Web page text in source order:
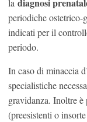
la
periodiche ostetrico-
indicati per il
periodo.
In caso di minaccia
specialistiche
gravidanza. Inoltre è
(preesistenti o